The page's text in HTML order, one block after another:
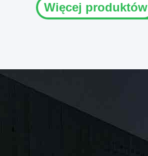
Więcej produktów